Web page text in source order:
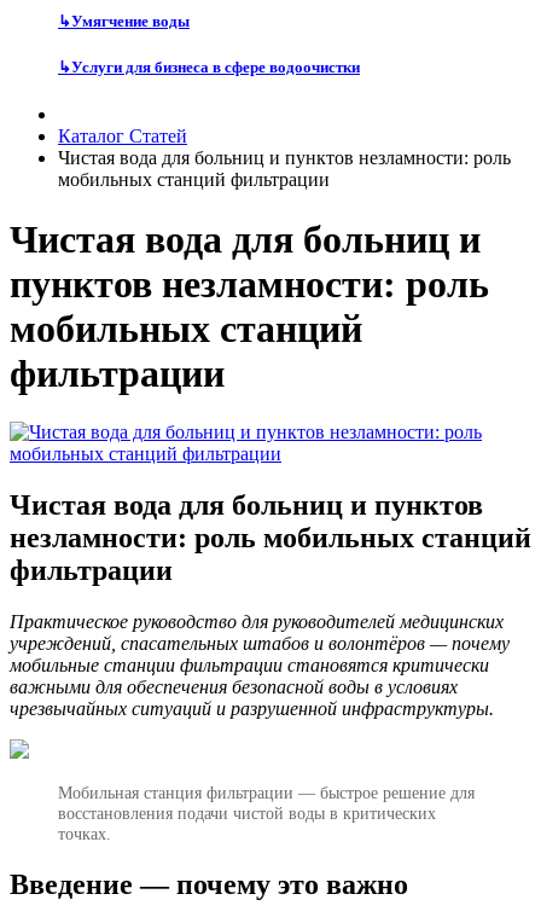
↳Умягчение воды
↳Услуги для бизнеса в сфере водоочистки
Каталог Статей
Чистая вода для больниц и пунктов незламности: роль
мобильных станций фильтрации
Чистая вода для больниц и
пунктов незламности: роль
мобильных станций
фильтрации
Чистая вода для больниц и пунктов
незламности: роль мобильных станций
фильтрации
Практическое руководство для руководителей медицинских
учреждений, спасательных штабов и волонтёров — почему
мобильные станции фильтрации становятся критически
важными для обеспечения безопасной воды в условиях
чрезвычайных ситуаций и разрушенной инфраструктуры.
Мобильная станция фильтрации — быстрое решение для
восстановления подачи чистой воды в критических
точках.
Введение — почему это важно